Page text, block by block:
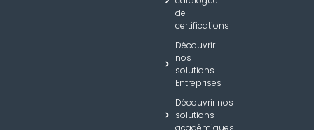
de
certifications
Découvrir
nos
solutions
Entreprises
Découvrir nos
solutions
académiques